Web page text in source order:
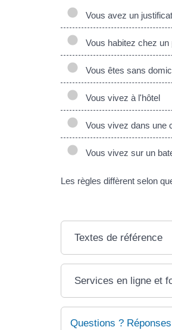
Vous avez un
Vous habitez chez
Vous êtes sans
Vous vivez à l'hôtel
Vous vivez dans une
Vous vivez sur un
Les règles diffèrent selon
Textes de référence
Services en ligne et
Questions ?